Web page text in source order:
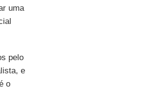
uma
pelo
e
o